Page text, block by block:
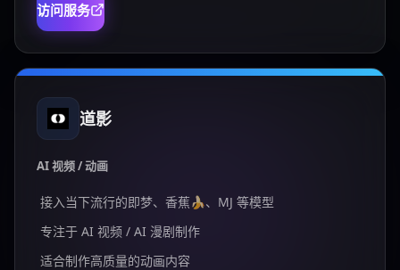
访问服务
道影
AI 视频 / 动画
接入当下流行的即梦、香蕉🍌、MJ 等模型
专注于 AI 视频 / AI 漫剧制作
适合制作高质量的动画内容